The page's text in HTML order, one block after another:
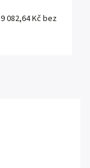
9 082,64 Kč bez